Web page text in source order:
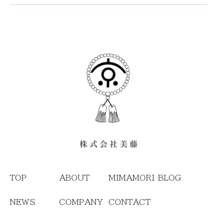
TOP ABOUT MIMAMORI BLOG
NEWS COMPANY CONTACT